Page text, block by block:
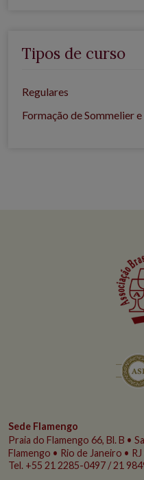
Tipos de curso
Regulares
Formação de Sommelier
Sede Flamengo
Praia do Flamengo 66, Bl. B •
Flamengo • Rio de Janeiro •
Tel. +55 21 2285-0497 / 21